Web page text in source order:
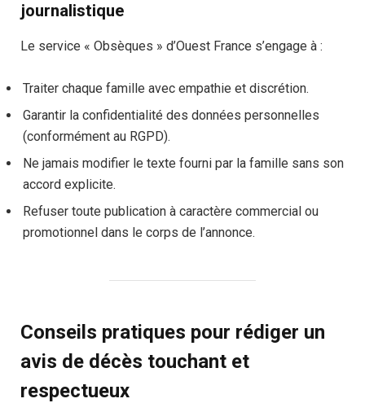
journalistique
Le service « Obsèques » d’Ouest France s’engage à :
Traiter chaque famille avec empathie et discrétion.
Garantir la confidentialité des données personnelles
(conformément au RGPD).
Ne jamais modifier le texte fourni par la famille sans son
accord explicite.
Refuser toute publication à caractère commercial ou
promotionnel dans le corps de l’annonce.
Conseils pratiques pour rédiger un
avis de décès touchant et
respectueux